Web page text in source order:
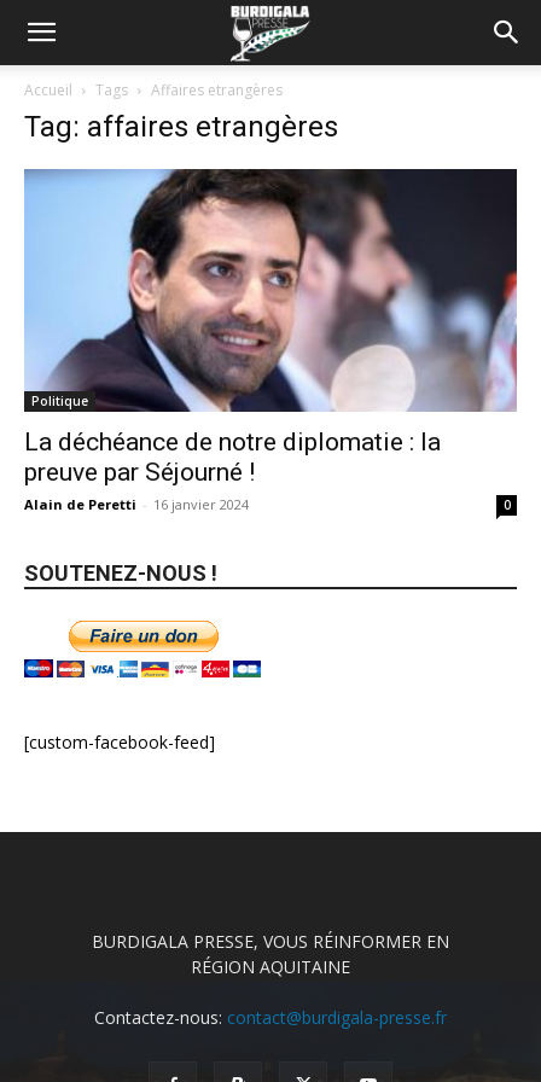
Accueil Tags Affaires etrangères
Tag: affaires etrangères
Politique
La déchéance de notre diplomatie : la
preuve par Séjourné !
Alain de Peretti - 16 janvier 2024 0
SOUTENEZ-NOUS !
[custom-facebook-feed]
BURDIGALA PRESSE, VOUS RÉINFORMER EN
RÉGION AQUITAINE
Contactez-nous: contact@burdigala-presse.fr